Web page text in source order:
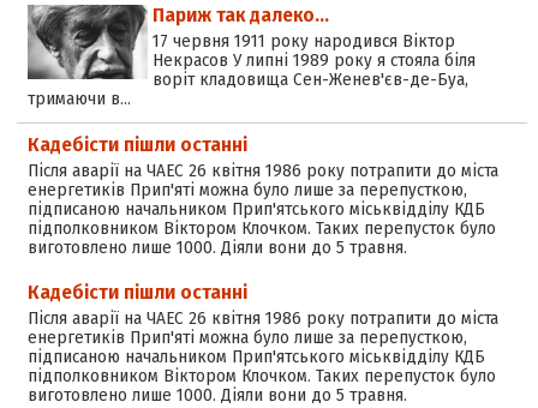
Париж так далеко...
17 червня 1911 року народився Віктор
Некрасов У липні 1989 року я стояла біля
воріт кладовища Сен-Женев'єв-де-Буа,
тримаючи в…
Кадебісти пішли останні
Після аварії на ЧАЕС 26 квітня 1986 року потрапити до міста
енергетиків Прип'яті можна було лише за перепусткою,
підписаною начальником Прип'ятського міськвідділу КДБ
підполковником Віктором Клочком. Таких перепусток було
виготовлено лише 1000. Діяли вони до 5 травня.
Кадебісти пішли останні
Після аварії на ЧАЕС 26 квітня 1986 року потрапити до міста
енергетиків Прип'яті можна було лише за перепусткою,
підписаною начальником Прип'ятського міськвідділу КДБ
підполковником Віктором Клочком. Таких перепусток було
виготовлено лише 1000. Діяли вони до 5 травня.